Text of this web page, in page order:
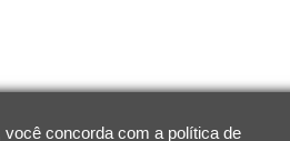
concorda com a política de